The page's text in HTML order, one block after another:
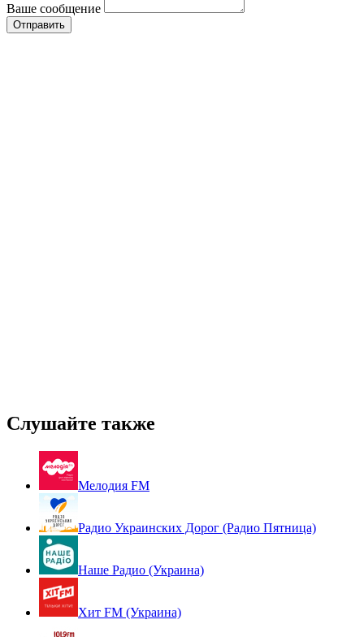
Ваше сообщение
Слушайте также
Мелодия FM
Радио Украинских Дорог (Радио Пятница)
Наше Радио (Украина)
Хит FM (Украина)